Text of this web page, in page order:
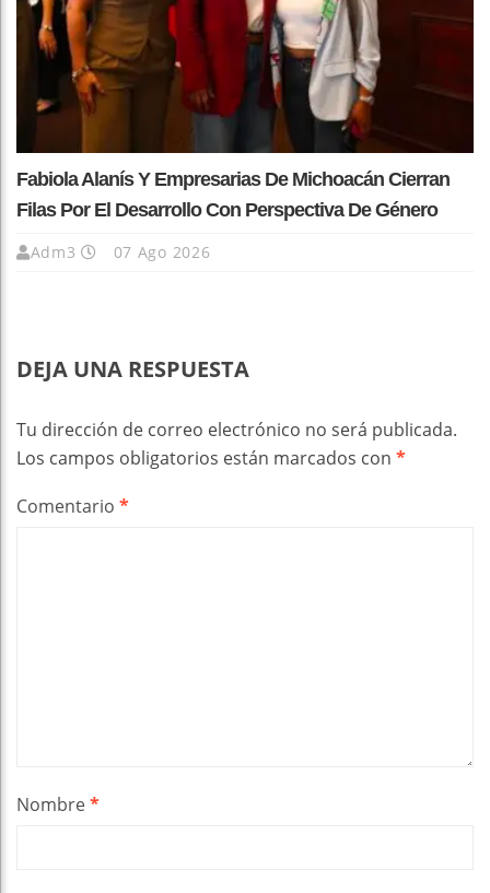
Fabiola Alanís Y Empresarias De Michoacán Cierran
Filas Por El Desarrollo Con Perspectiva De Género
Adm3 07 Ago 2026
DEJA UNA RESPUESTA
Tu dirección de correo electrónico no será publicada.
Los campos obligatorios están marcados con *
Comentario *
Nombre*